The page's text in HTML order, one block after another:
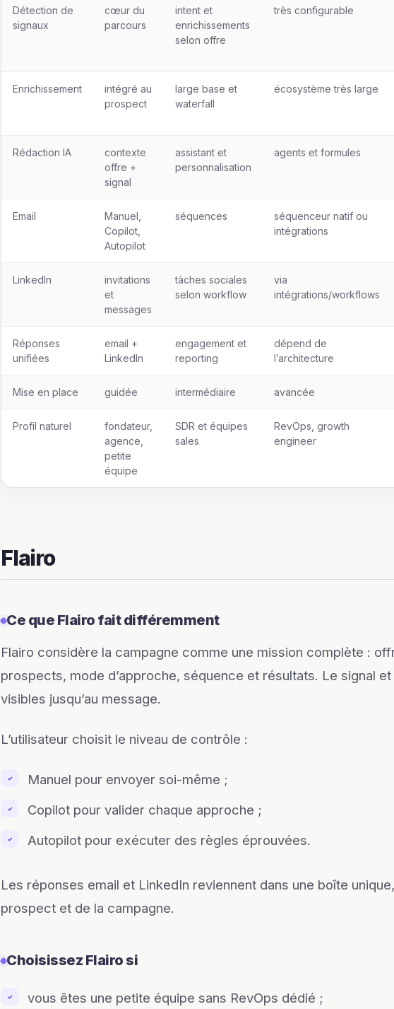
Détection de
signaux
cœur du
parcours
intent et
enrichissements
selon offre
très configurable
Enrichissement
intégré au
prospect
large base et
waterfall
écosystème très large
Rédaction IA
contexte
offre +
signal
assistant et
personnalisation
agents et formules
Email
Manuel,
Copilot,
Autopilot
séquences
séquenceur natif ou
intégrations
LinkedIn
invitations
et
messages
tâches sociales
selon workflow
via
intégrations/workflows
Réponses
unifiées
email +
LinkedIn
engagement et
reporting
dépend de
l’architecture
Mise en place guidée intermédiaire avancée
Profil naturel
fondateur,
agence,
petite
équipe
SDR et équipes
sales
RevOps, growth
engineer
Flairo
Ce que Flairo fait différemment
Flairo considère la campagne comme une mission complète :
prospects, mode d’approche, séquence et résultats. Le signal
visibles jusqu’au message.
L’utilisateur choisit le niveau de contrôle :
✓ Manuel pour envoyer soi-même ;
✓ Copilot pour valider chaque approche ;
✓ Autopilot pour exécuter des règles éprouvées.
Les réponses email et LinkedIn reviennent dans une boîte
prospect et de la campagne.
Choisissez Flairo si
✓ vous êtes une petite équipe sans RevOps dédié ;